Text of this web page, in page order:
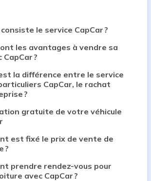
consiste le service CapCar ?
les avantages à vendre sa
?
la différence entre le service
CapCar, le rachat
?
gratuite de votre véhicule
est fixé le prix de vente de
?
prendre rendez-vous pour
avec CapCar ?